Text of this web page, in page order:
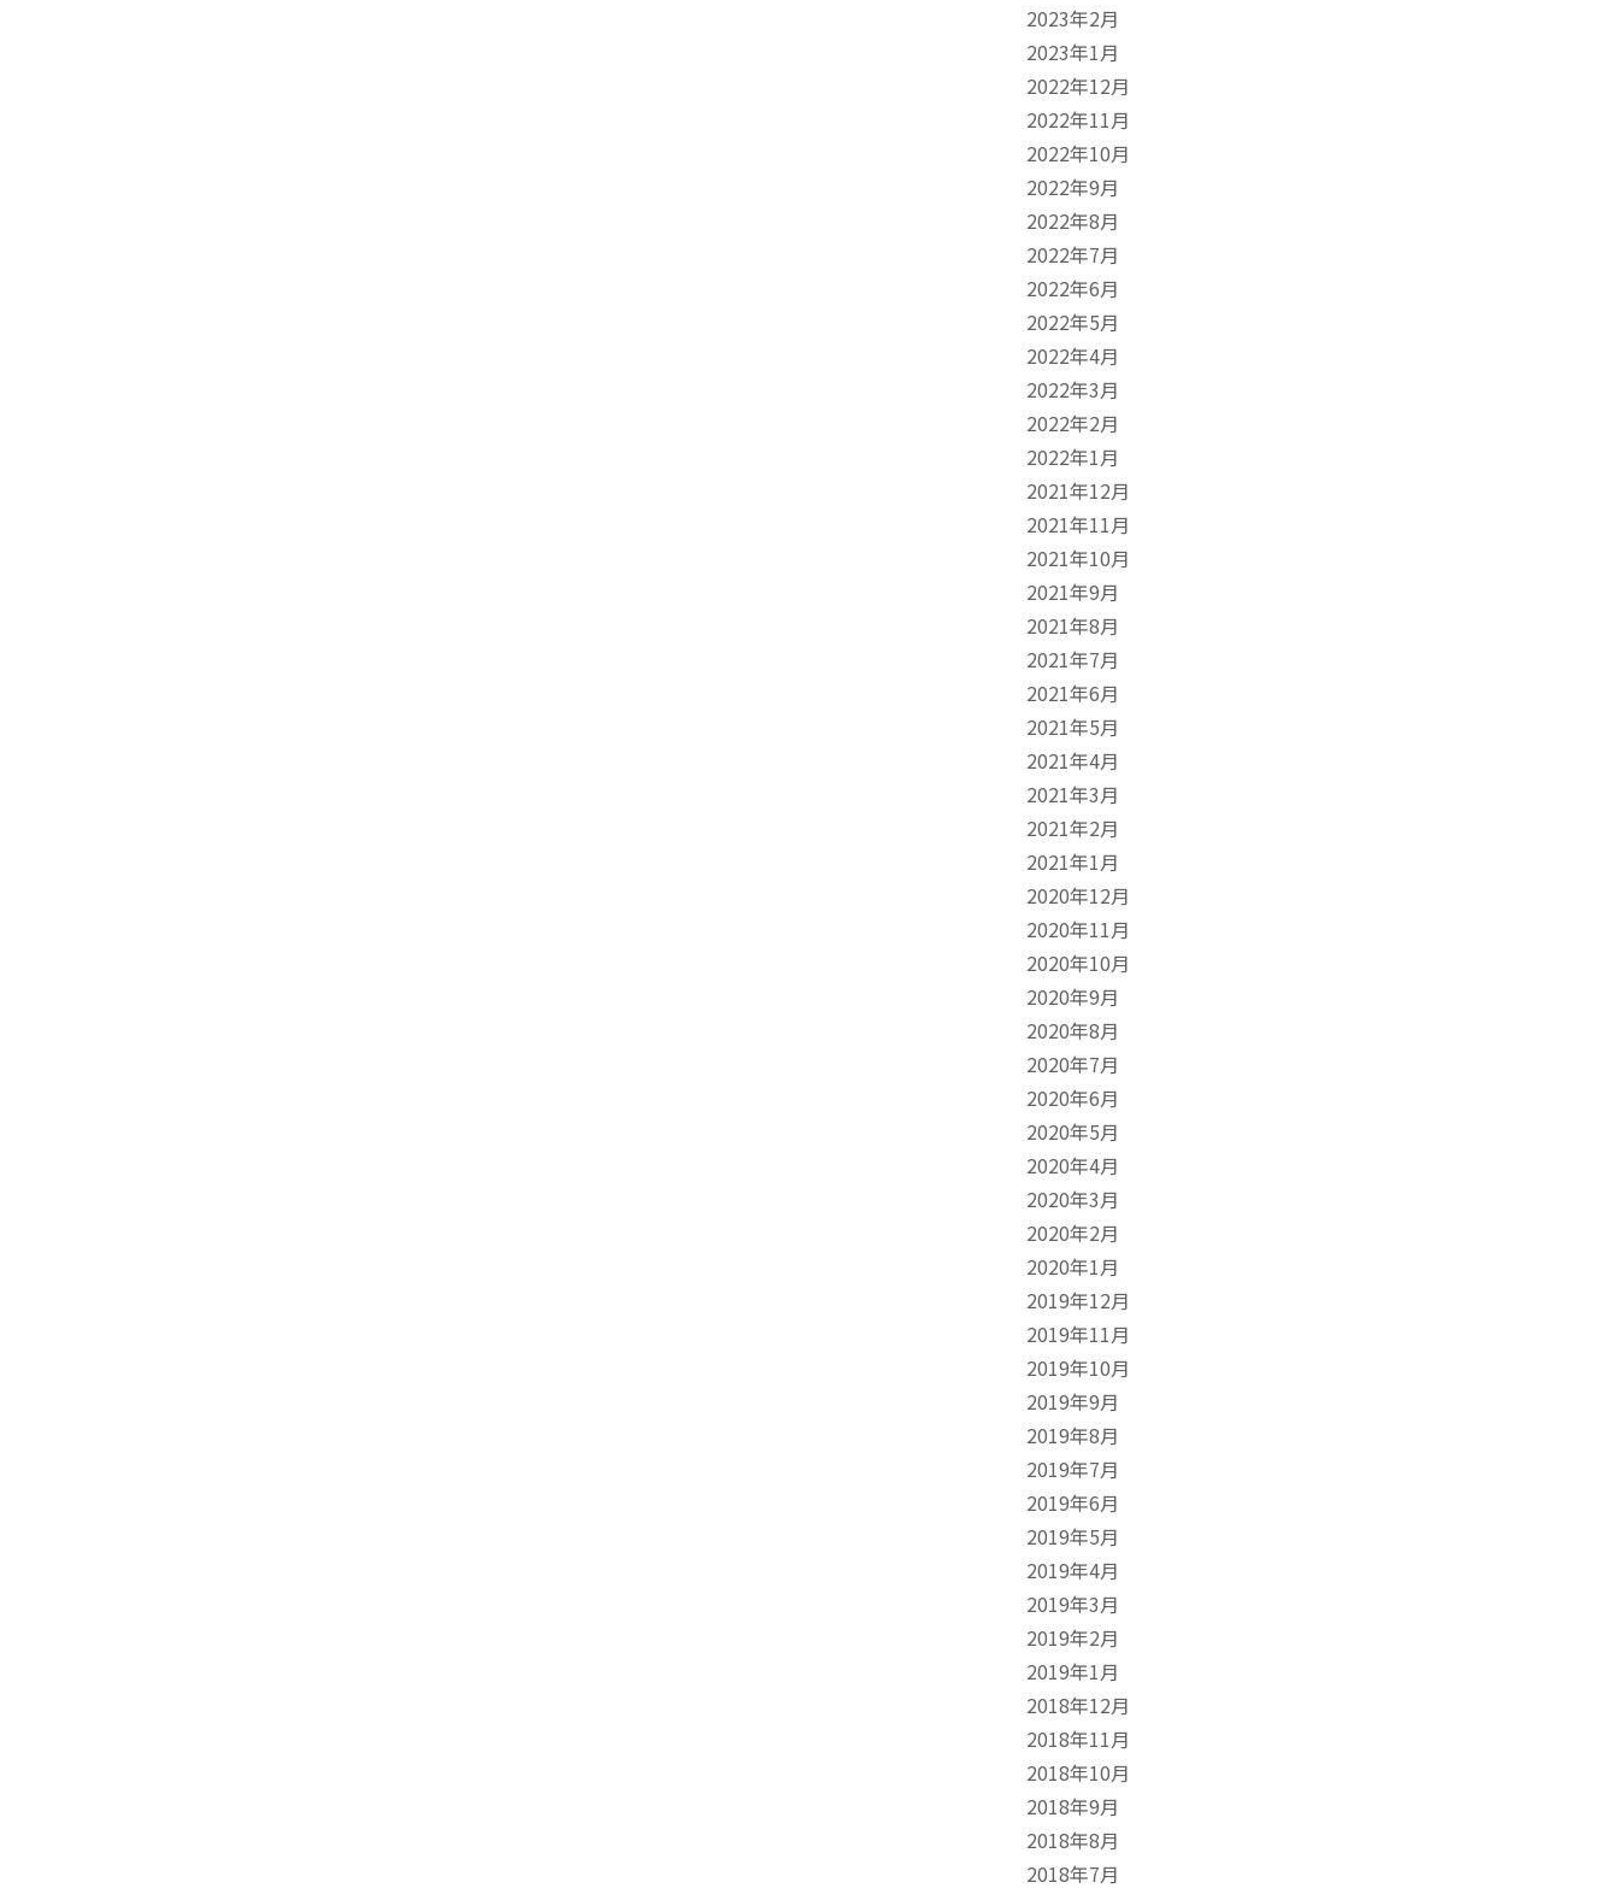
2023年2月
2023年1月
2022年12月
2022年11月
2022年10月
2022年9月
2022年8月
2022年7月
2022年6月
2022年5月
2022年4月
2022年3月
2022年2月
2022年1月
2021年12月
2021年11月
2021年10月
2021年9月
2021年8月
2021年7月
2021年6月
2021年5月
2021年4月
2021年3月
2021年2月
2021年1月
2020年12月
2020年11月
2020年10月
2020年9月
2020年8月
2020年7月
2020年6月
2020年5月
2020年4月
2020年3月
2020年2月
2020年1月
2019年12月
2019年11月
2019年10月
2019年9月
2019年8月
2019年7月
2019年6月
2019年5月
2019年4月
2019年3月
2019年2月
2019年1月
2018年12月
2018年11月
2018年10月
2018年9月
2018年8月
2018年7月